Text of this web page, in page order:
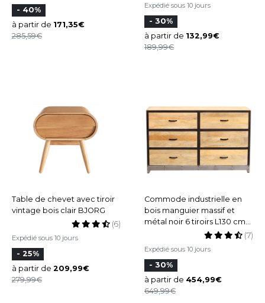
- 40%
à partir de 171,35
285,59
Expédié sous 10 jours
- 30%
à partir de 132,99
189,99
Table de chevet avec tiroir
vintage bois clair BJORG
Expédié sous 10 jours
(6)
- 25%
à partir de 209,99
279,99
Commode industrielle en
bois manguier massif et
métal noir 6 tiroirs L130 cm
Expédié sous 10 jours
(7)
- 30%
à partir de 454,99
649,99